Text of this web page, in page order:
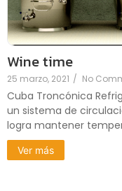
Wine time
25 marzo, 2021 / No
Cuba Troncónica
un sistema de
logra mantener
Ver más